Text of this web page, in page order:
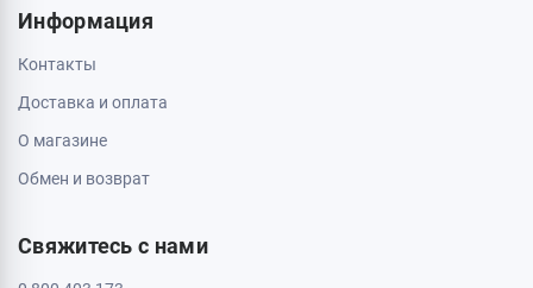
Информация
Контакты
Доставка и оплата
О магазине
Обмен и возврат
Свяжитесь с нами